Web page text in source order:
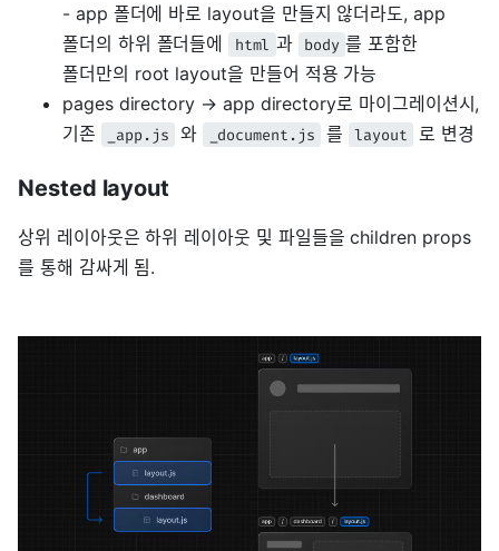
- app 폴더에 바로 layout을 만들지 않더라도, app
폴더의 하위 폴더들에
html 과 body 를 포함한
폴더만의 root layout을 만들어 적용 가능
pages directory → app directory로 마이그레이션시,
기존
_app.js 와 _document.js 를 layout 로 변경
Nested layout
상위 레이아웃은 하위 레이아웃 및 파일들을 children props
를 통해 감싸게 됨.